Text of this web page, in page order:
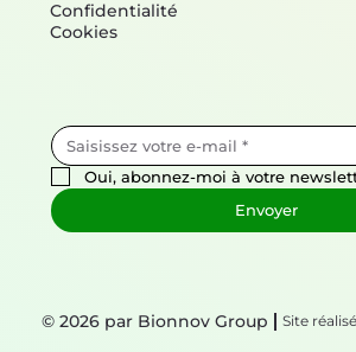
© 2026 par Bionnov Group Site
Oui, abonnez-moi à votre
Envoyer
Confidentialité
Cookies